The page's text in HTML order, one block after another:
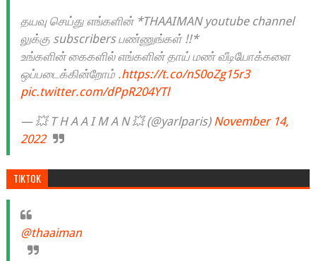
தயவு செய்து எங்களின் *THAAIMAN youtube channel
லுக்கு subscribers பண்ணுங்கள் !!*
உங்களின் கைகளில் எங்களின் தாய் மண் வீடியோக்களை
ஒப்படைக்கின்றோம் .https://t.co/nS0oZg15r3
pic.twitter.com/dPpR204YTl
— 💥 T H A A I M A N 💥 (@yarlparis) November 14,
2022
TIKTOK
@thaaiman